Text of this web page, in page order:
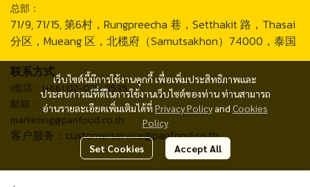
เว็บไซต์นี้มีการใช้งานคุกกี้ เพื่อเพิ่มประสิทธิภาพและ
ประสบการณ์ที่ดีในการใช้งานเว็บไซต์ของท่าน ท่านสามารถ
อ่านรายละเอียดเพิ่มเติมได้ที่ Privacy Policy and Cookies
Policy
Set Cookies Accept All
总部：
71/9, 71/15, 第6村，Rungpreecha 巷，Setthakit 路，Thasai
分区，Mueang 区，北榄府（Samutsakhon）74000，泰国
联系方式
เ电话：(+66) 02-026-3535
邮箱：
marketing@panfood.co.th
客户服务：customerservice@panfood.co.th